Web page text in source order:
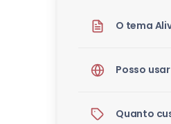
O tema
Posso
Quanto